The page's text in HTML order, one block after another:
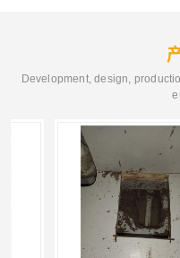
Development, design,